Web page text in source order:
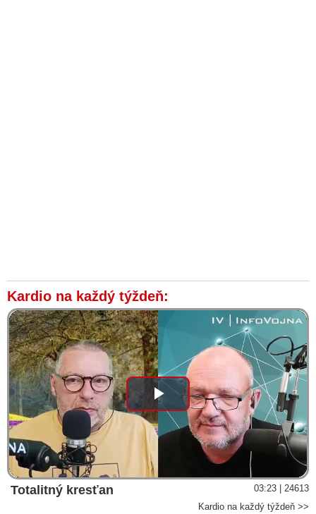
Kardio na každý týždeň:
Play
Video
Totalitný kresťan
03:23 | 24613
Kardio na každý týždeň >>